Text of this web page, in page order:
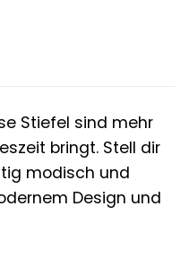
Stiefel sind mehr
bringt. Stell dir
modisch und
Design und